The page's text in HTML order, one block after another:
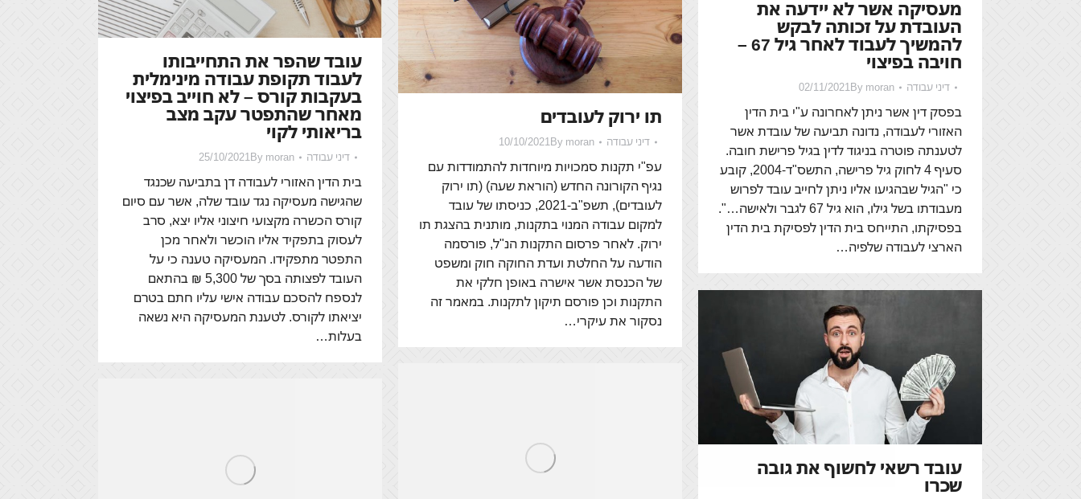
מעסיקה אשר לא יידעה את
העובדת על זכותה לבקש
להמשיך לעבוד לאחר גיל 67 –
חויבה בפיצוי
דיני עבודה By moran
02/11/2021
בפסק דין אשר ניתן לאחרונה ע"י בית הדין
האזורי לעבודה, נדונה תביעה של עובדת אשר
לטענתה פוטרה בניגוד לדין בגיל פרישת חובה.
סעיף 4 לחוק גיל פרישה, התשס"ד-2004, קובע
כי "הגיל שבהגיעו אליו ניתן לחייב עובד לפרוש
מעבודתו בשל גילו, הוא גיל 67 לגבר ולאישה…".
בפסיקתו, התייחס בית הדין לפסיקת בית הדין
הארצי לעבודה שלפיה…
עובד שהפר את התחייבותו
לעבוד תקופת עבודה מינימלית
בעקבות קורס – לא חוייב בפיצוי
מאחר שהתפטר עקב מצב
בריאותי לקוי
דיני עבודה By moran
25/10/2021
בית הדין האזורי לעבודה דן בתביעה שכנגד
שהגישה מעסיקה נגד עובד שלה, אשר עם סיום
קורס הכשרה מקצועי חיצוני אליו יצא, סרב
לעסוק בתפקיד אליו הוכשר ולאחר מכן
התפטר מתפקידו. המעסיקה טענה כי על
העובד לפצותה בסך של 5,300 ₪ בהתאם
לנספח להסכם עבודה אישי עליו חתם בטרם
יציאתו לקורס. לטענת המעסיקה היא נשאה
בעלות…
תו ירוק לעובדים
דיני עבודה By moran
10/10/2021
עפ"י תקנות סמכויות מיוחדות להתמודדות עם
נגיף הקורונה החדש (הוראת שעה) (תו ירוק
לעובדים), תשפ"ב-2021, כניסתו של עובד
למקום עבודה המנוי בתקנות, מותנית בהצגת תו
ירוק. לאחר פרסום התקנות הנ"ל, פורסמה
הודעה על החלטת ועדת החוקה חוק ומשפט
של הכנסת אשר אישרה באופן חלקי את
התקנות וכן פורסם תיקון לתקנות. במאמר זה
נסקור את עיקרי…
עובד רשאי לחשוף את גובה
שכרו